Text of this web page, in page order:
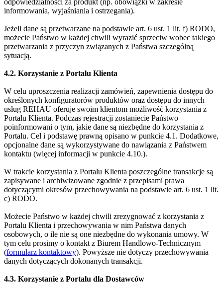
odpowiedzialności za produkt (np. obowiązki w zakresie
informowania, wyjaśniania i ostrzegania).
Jeżeli dane są przetwarzane na podstawie art. 6 ust. 1 lit. f) RODO,
możecie Państwo w każdej chwili wyrazić sprzeciw wobec takiego
przetwarzania z przyczyn związanych z Państwa szczególną
sytuacją.
4.2. Korzystanie z Portalu Klienta
W celu uproszczenia realizacji zamówień, zapewnienia dostępu do
określonych konfiguratorów produktów oraz dostępu do innych
usług REHAU oferuje swoim klientom możliwość korzystania z
Portalu Klienta. Podczas rejestracji zostaniecie Państwo
poinformowani o tym, jakie dane są niezbędne do korzystania z
Portalu. Cel i podstawę prawną opisano w punkcie 4.1. Dodatkowe,
opcjonalne dane są wykorzystywane do nawiązania z Państwem
kontaktu (więcej informacji w punkcie 4.10.).
W trakcie korzystania z Portalu Klienta poszczególne transakcje są
zapisywane i archiwizowane zgodnie z przepisami prawa
dotyczącymi okresów przechowywania na podstawie art. 6 ust. 1 lit.
c) RODO.
Możecie Państwo w każdej chwili zrezygnować z korzystania z
Portalu Klienta i przechowywania w nim Państwa danych
osobowych, o ile nie są one niezbędne do wykonania umowy. W
tym celu prosimy o kontakt z Biurem Handlowo-Technicznym
(formularz kontaktowy). Powyższe nie dotyczy przechowywania
danych dotyczących dokonanych transakcji.
4.3. Korzystanie z Portalu dla Dostawców